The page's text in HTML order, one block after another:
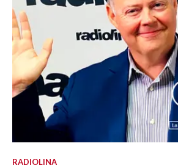
RADIOLINA